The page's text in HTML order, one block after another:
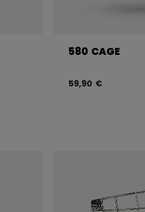
580 CAGE
59,90 €